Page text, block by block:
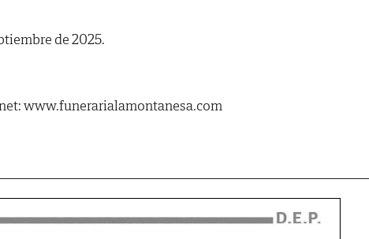
de 2025.
www.funerarialamontanesa.com